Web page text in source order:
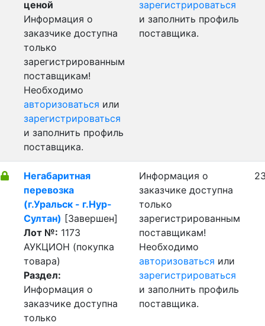
ценой
Информация о
заказчике доступна
только
зарегистрированным
поставщикам!
Необходимо
авторизоваться или
зарегистрироваться
и заполнить профиль
поставщика.
зарегистрироваться
и заполнить профиль
поставщика.
Негабаритная
перевозка
(г.Уральск - г.Нур-
Султан) [Завершен]
Лот №: 1173
АУКЦИОН (покупка
товара)
Раздел:
Информация о
заказчике доступна
только
Информация о
заказчике доступна
только
зарегистрированным
поставщикам!
Необходимо
авторизоваться или
зарегистрироваться
и заполнить профиль
поставщика.